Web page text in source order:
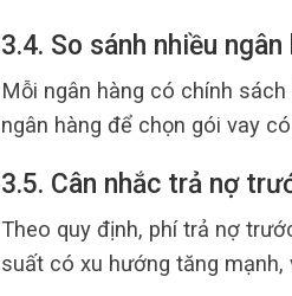
3.4. So sánh nhiều
Mỗi ngân hàng có chính
ngân hàng để chọn gói vay
3.5. Cân nhắc trả nợ
Theo quy định, phí trả nợ
suất có xu hướng tăng